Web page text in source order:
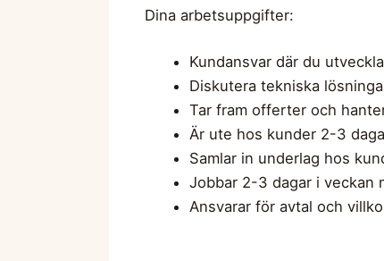
Dina arbetsuppgifter:
Kundansvar där du
Diskutera tekniska
Tar fram offerter och
Är ute hos kunder 2-3
Samlar in underlag hos
Jobbar 2-3 dagar i veckan
Ansvarar för avtal och